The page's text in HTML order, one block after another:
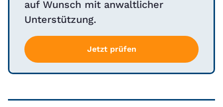
auf Wunsch mit anwaltlicher
Unterstützung.
Jetzt prüfen